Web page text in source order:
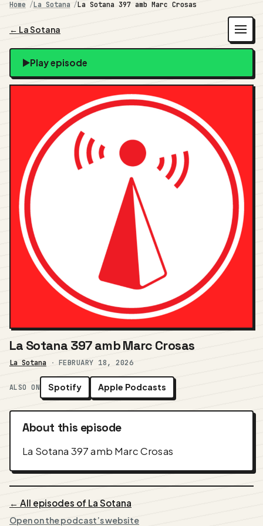
Home La Sotana La Sotana 397 amb Marc Crosas
← La Sotana
Play episode
La Sotana 397 amb Marc Crosas
La Sotana · FEBRUARY 18, 2026
ALSO ON Spotify Apple Podcasts
About this episode
La Sotana 397 amb Marc Crosas
← All episodes of La Sotana
Open on the podcast’s website